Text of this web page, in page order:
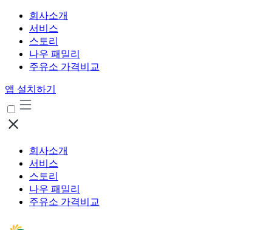
회사소개
서비스
스토리
나우 패밀리
주유소 가격비교
앱 설치하기
회사소개
서비스
스토리
나우 패밀리
주유소 가격비교